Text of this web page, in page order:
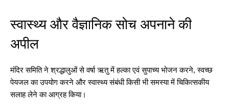
स्वास्थ्य और वैज्ञानिक सोच अपनाने की
अपील
मंदिर समिति ने श्रद्धालुओं से वर्षा ऋतु में हल्का एवं सुपाच्य भोजन करने, स्वच्छ
पेयजल का उपयोग करने और स्वास्थ्य संबंधी किसी भी समस्या में चिकित्सकीय
सलाह लेने का आग्रह किया।